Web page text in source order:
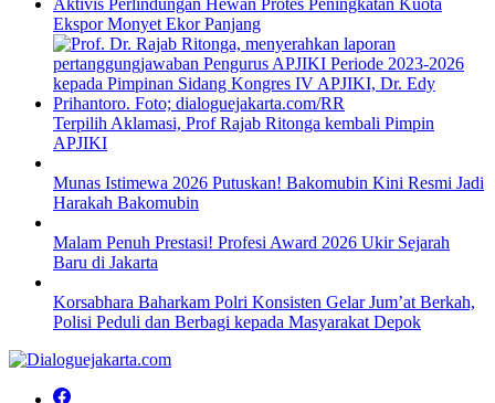
Aktivis Perlindungan Hewan Protes Peningkatan Kuota
Ekspor Monyet Ekor Panjang
Terpilih Aklamasi, Prof Rajab Ritonga kembali Pimpin
APJIKI
Munas Istimewa 2026 Putuskan! Bakomubin Kini Resmi Jadi
Harakah Bakomubin
Malam Penuh Prestasi! Profesi Award 2026 Ukir Sejarah
Baru di Jakarta
Korsabhara Baharkam Polri Konsisten Gelar Jum’at Berkah,
Polisi Peduli dan Berbagi kepada Masyarakat Depok